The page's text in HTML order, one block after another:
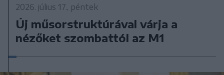
2026. július 17., péntek
Új műsorstruktúrával várja a
nézőket szombattól az M1